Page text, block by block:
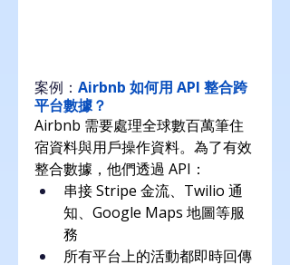
案例： Airbnb 如何用 API 整合跨
平台數據？
Airbnb 需要處理全球數百萬筆住
宿資料與用戶操作資料。為了有效
整合數據，他們透過 API：
串接 Stripe 金流、Twilio 通
知、Google Maps 地圖等服
務
所有平台上的活動都即時回傳